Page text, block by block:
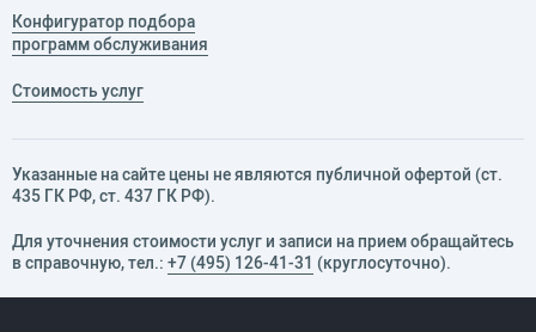
Конфигуратор подбора
программ обслуживания
Стоимость услуг
Указанные на сайте цены не являются публичной офертой (ст.
435 ГК РФ, cт. 437 ГК РФ).
Для уточнения стоимости услуг и записи на прием обращайтесь
в справочную, тел.: +7 (495) 126-41-31 (круглосуточно).